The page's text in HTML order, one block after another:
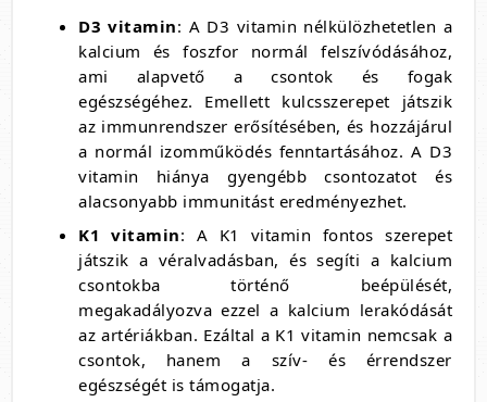
D3 vitamin: A D3 vitamin nélkülözhetetlen a
kalcium és foszfor normál felszívódásához,
ami alapvető a csontok és fogak
egészségéhez. Emellett kulcsszerepet játszik
az immunrendszer erősítésében, és hozzájárul
a normál izomműködés fenntartásához. A D3
vitamin hiánya gyengébb csontozatot és
alacsonyabb immunitást eredményezhet.
K1 vitamin: A K1 vitamin fontos szerepet
játszik a véralvadásban, és segíti a kalcium
csontokba történő beépülését,
megakadályozva ezzel a kalcium lerakódását
az artériákban. Ezáltal a K1 vitamin nemcsak a
csontok, hanem a szív- és érrendszer
egészségét is támogatja.